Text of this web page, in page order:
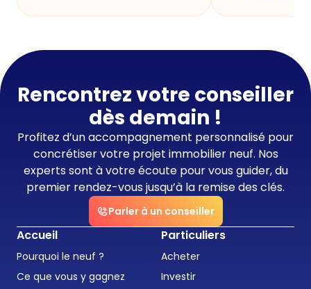
Rencontrez votre conseiller
dès demain !
Profitez d’un accompagnement personnalisé pour
concrétiser votre projet immobilier neuf. Nos
experts sont à votre écoute pour vous guider, du
premier rendez-vous jusqu’à la remise des clés.
Parler à un conseiller
Accueil
Pourquoi le neuf ?
Ce que vous y gagnez
Particuliers
Acheter
Investir